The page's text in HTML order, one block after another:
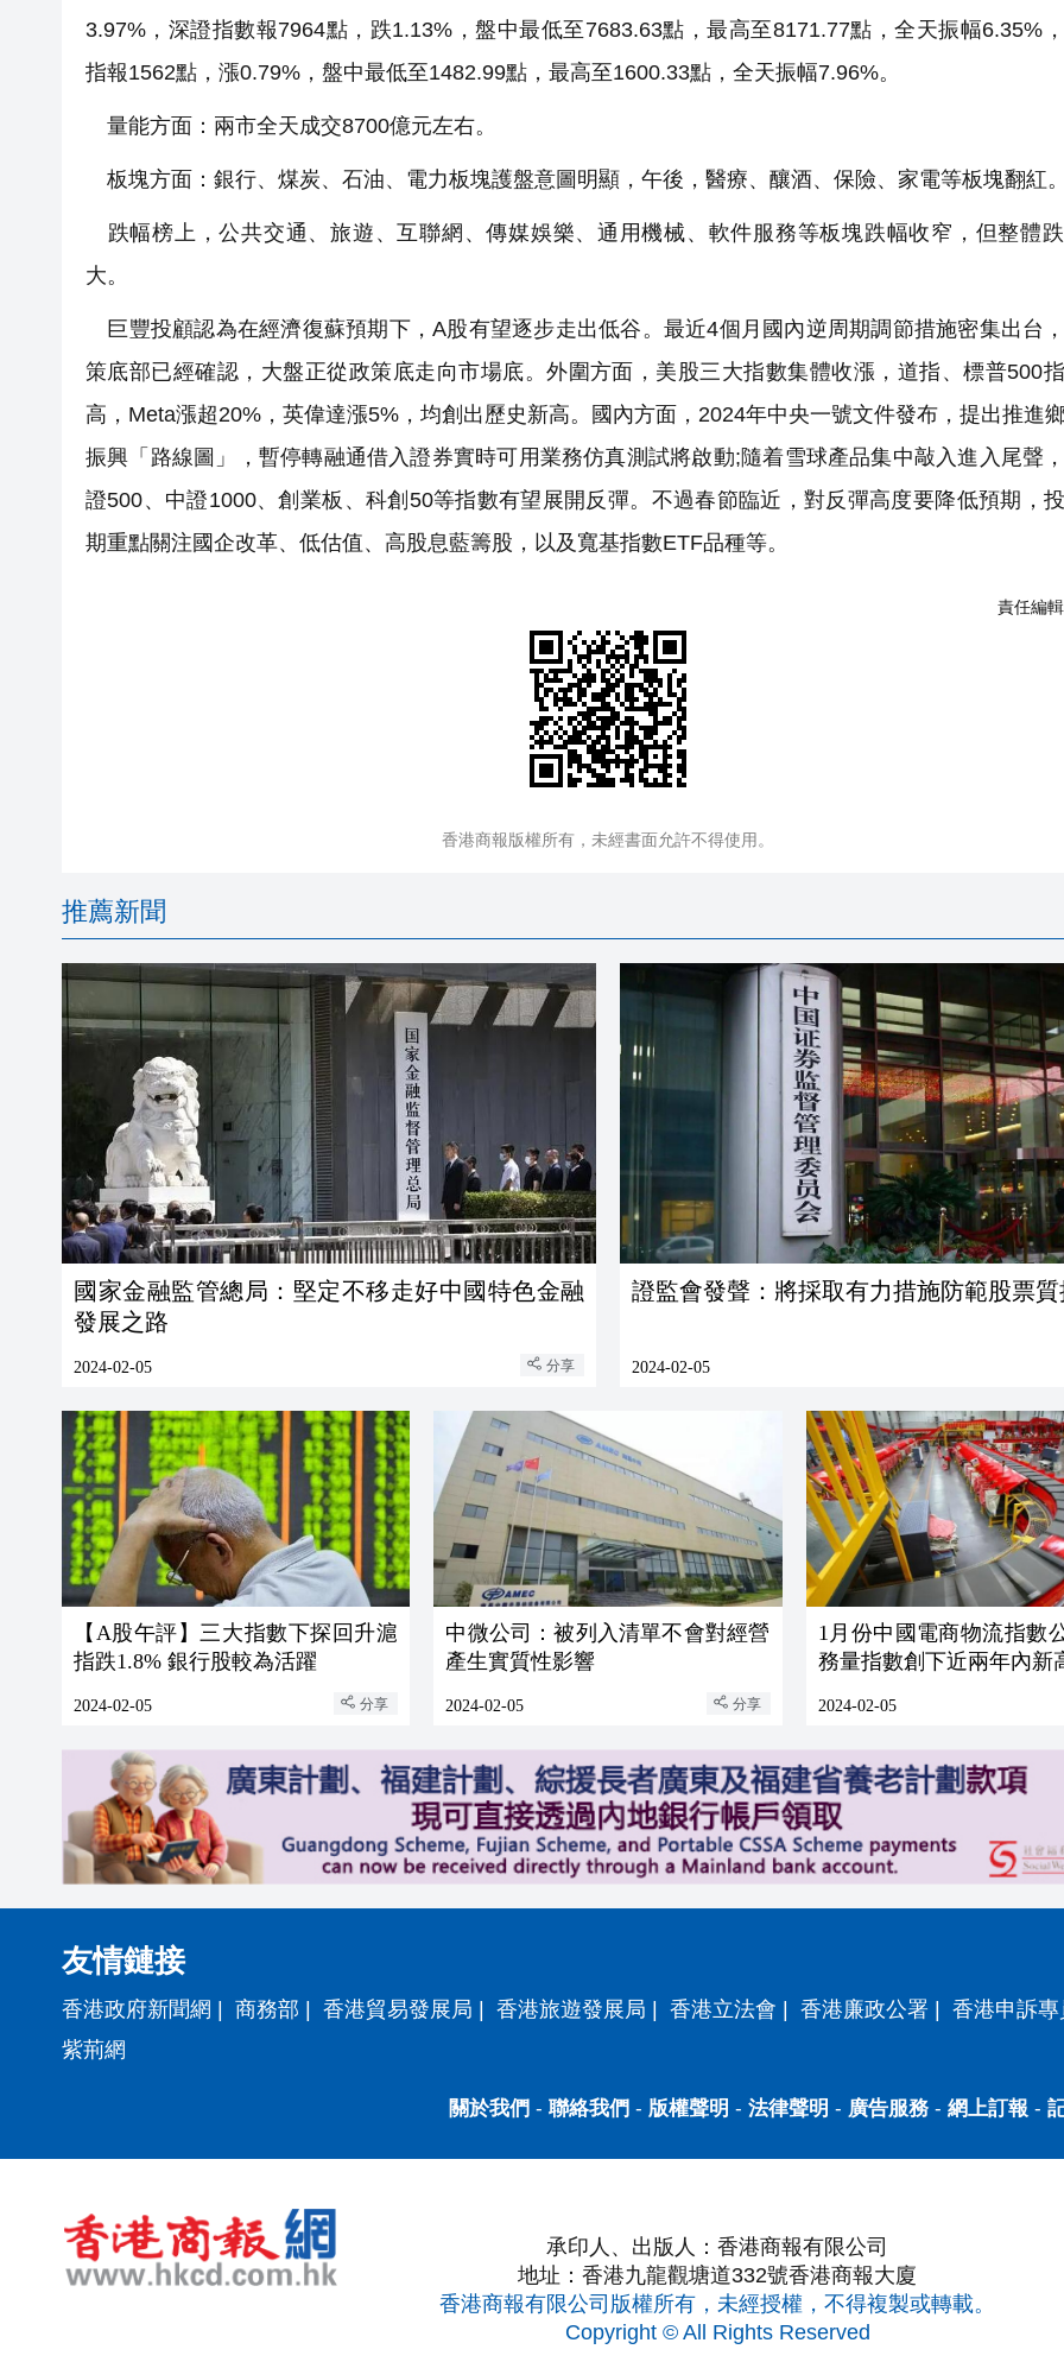
3.97%，深證指數報7964點，跌1.13%，盤中最低至7683.63點，最高至8171.77點，全天振幅6.35%
指報1562點，漲0.79%，盤中最低至1482.99點，最高至1600.33點，全天振幅7.96%。
量能方面：兩市全天成交8700億元左右。
板塊方面：銀行、煤炭、石油、電力板塊護盤意圖明顯，午後，醫療、釀酒、保險、家電等板塊翻紅
跌幅榜上，公共交通、旅遊、互聯網、傳媒娛樂、通用機械、軟件服務等板塊跌幅收窄，但整體
大。
巨豐投顧認為在經濟復蘇預期下，A股有望逐步走出低谷。最近4個月國內逆周期調節措施密集出台
策底部已經確認，大盤正從政策底走向市場底。外圍方面，美股三大指數集體收漲，道指、標普500
高，Meta漲超20%，英偉達漲5%，均創出歷史新高。國內方面，2024年中央一號文件發布，提出推進
振興「路線圖」，暫停轉融通借入證券實時可用業務仿真測試將啟動;隨着雪球產品集中敲入進入尾聲
證500、中證1000、創業板、科創50等指數有望展開反彈。不過春節臨近，對反彈高度要降低預期，
期重點關注國企改革、低估值、高股息藍籌股，以及寬基指數ETF品種等。
責任編
香港商報版權所有，未經書面允許不得使用。
推薦新聞
國家金融監管總局：堅定不移走好中國特色金融
發展之路
2024-02-05 分享
證監會發聲：將採取有力措施防範股票
2024-02-05
【A股午評】三大指數下探回升滬
指跌1.8% 銀行股較為活躍
2024-02-05 分享
中微公司：被列入清單不會對經營
產生實質性影響
2024-02-05 分享
1月份中國電商物流指數
務量指數創下近兩年內新
2024-02-05
友情鏈接
香港政府新聞網 商務部 香港貿易發展局 香港旅遊發展局 香港立法會 香港廉政公署
香港申訴
紫荊網
關於我們 - 聯絡我們 - 版權聲明 - 法律聲明 - 廣告服務- 網上訂報 -
承印人、出版人：香港商報有限公司
地址：香港九龍觀塘道332號香港商報大廈
香港商報有限公司版權所有，未經授權，不得複製或轉載。
Copyright © All Rights Reserved